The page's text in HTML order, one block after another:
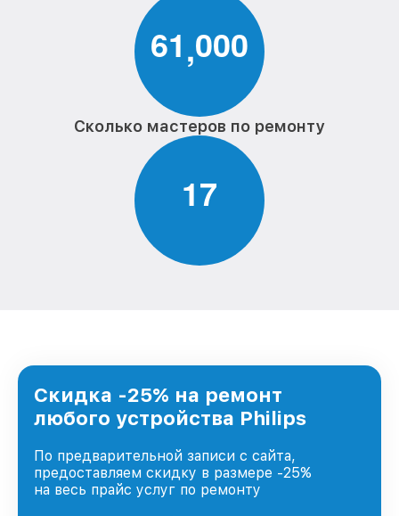
61,000
Сколько мастеров по ремонту
17
Скидка -25% на ремонт
любого устройства Philips
По предварительной записи с сайта,
предоставляем скидку в размере -25%
на весь прайс услуг по ремонту